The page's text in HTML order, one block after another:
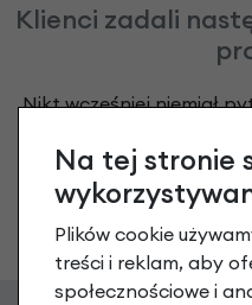
Klienci zadali
Nikt wcześniej niemiał
Na tej stronie
Plików cookie
treści i reklam, aby
społecznościowe i